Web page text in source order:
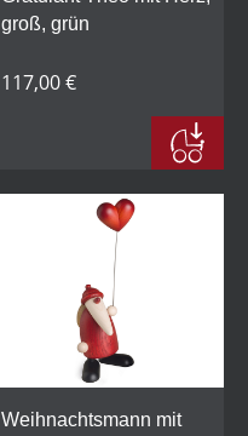
groß, grün
117,00 €
Weihnachtsmann mit